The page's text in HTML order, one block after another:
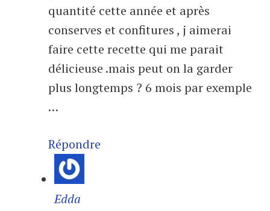
quantité cette année et après
conserves et confitures , j aimerai
faire cette recette qui me parait
délicieuse .mais peut on la garder
plus longtemps ? 6 mois par exemple
…
Répondre
Edda